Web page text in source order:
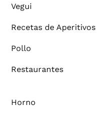
Vegui
Recetas de Aperitivos
Pollo
Restaurantes
Horno